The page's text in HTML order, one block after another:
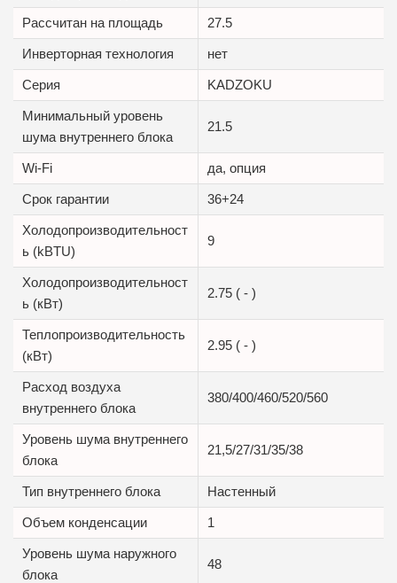
Рассчитан на площадь 27.5
Инверторная технология нет
Серия KADZOKU
Минимальный уровень
шума внутреннего блока
21.5
Wi-Fi да, опция
Срок гарантии 36+24
Холодопроизводительност
ь (kBTU)
9
Холодопроизводительност
ь (кВт)
2.75 ( - )
Теплопроизводительность
(кВт)
2.95 ( - )
Расход воздуха
внутреннего блока
380/400/460/520/560
Уровень шума внутреннего
блока
21,5/27/31/35/38
Тип внутреннего блока Настенный
Объем конденсации 1
Уровень шума наружного
блока
48